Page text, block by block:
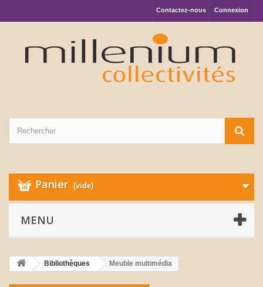
Connexion
Contactez-nous
Panier (vide)
MENU
Bibliothèques Meuble multimédia